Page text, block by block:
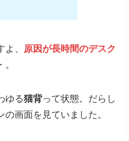
、 原因が長時間のデスク
ゆる猫背って状態。だらし
画面を見ていました。